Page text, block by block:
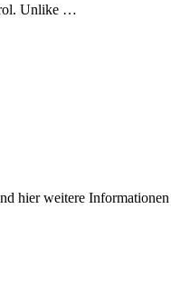
Unlike …
hier weitere Informationen